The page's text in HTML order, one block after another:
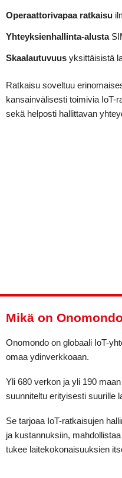
Operaattorivapaa ratkaisu
Yhteyksienhallinta-alusta
Skaalautuvuus yksittäisistä
Ratkaisu soveltuu
kansainvälisesti toimivia IoT-
sekä helposti hallittavan
Mikä on
Onomondo on globaali IoT-
omaa ydinverkkoaan.
Yli 680 verkon ja yli 190
suunniteltu erityisesti suurille
Se tarjoaa IoT-ratkaisujen
ja kustannuksiin,
tukee laitekokonaisuuksien